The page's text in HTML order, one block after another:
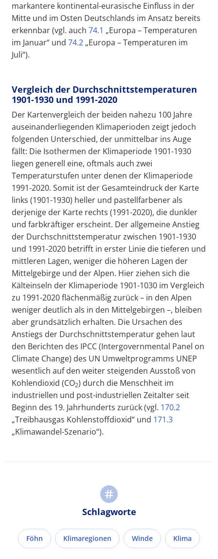
markantere kontinental-eurasische Einfluss in der
Mitte und im Osten Deutschlands im Ansatz bereits
erkennbar (vgl. auch 74.1 „Europa – Temperaturen
im Januar“ und 74.2 „Europa – Temperaturen im
Juli“).
Vergleich der Durchschnittstemperaturen
1901-1930 und 1991-2020
Der Kartenvergleich der beiden nahezu 100 Jahre
auseinanderliegenden Klimaperioden zeigt jedoch
folgenden Unterschied, der unmittelbar ins Auge
fällt: Die Isothermen der Klimaperiode 1901-1930
liegen generell eine, oftmals auch zwei
Temperaturstufen unter denen der Klimaperiode
1991-2020. Somit ist der Gesamteindruck der Karte
links (1901-1930) heller und pastellfarbener als
derjenige der Karte rechts (1991-2020), die dunkler
und farbkräftiger erscheint. Der allgemeine Anstieg
der Durchschnittstemperatur zwischen 1901-1930
und 1991-2020 betrifft in erster Linie die tieferen und
mittleren Lagen, weniger die höheren Lagen der
Mittelgebirge und der Alpen. Hier ziehen sich die
Kälteinseln der Klimaperiode 1901-1030 im Vergleich
zu 1991-2020 flächenmäßig zurück – in den Alpen
weniger deutlich als in den Mittelgebirgen –, bleiben
aber grundsätzlich erhalten. Die Ursachen des
Anstiegs der Durchschnittstemperatur gehen laut
den Berichten des IPCC (Intergovernmental Panel on
Climate Change) des UN Umweltprogramms UNEP
wesentlich auf den weiter steigenden Ausstoß von
Kohlendioxid (CO2) durch die Menschheit im
industriellen und post-industriellen Zeitalter seit
Beginn des 19. Jahrhunderts zurück (vgl. 170.2
„Treibhausgas Kohlenstoffdioxid“ und 171.3
„Klimawandel-Szenario“).
Schlagworte
Föhn Klimaregionen Winde Klima